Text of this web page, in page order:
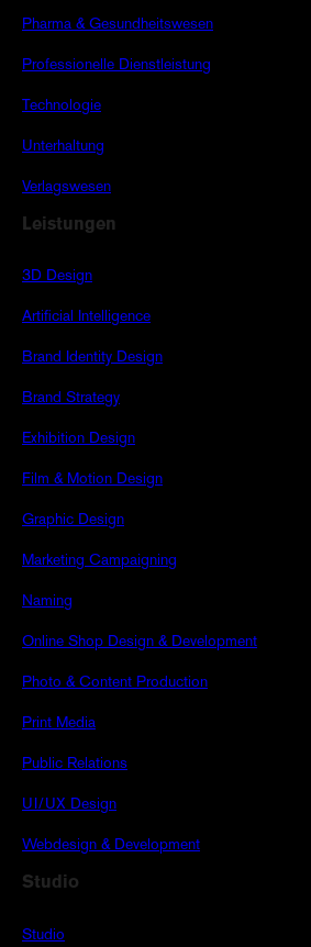
Pharma & Gesundheitswesen
Professionelle Dienstleistung
Technologie
Unterhaltung
Verlagswesen
Leistungen
3D Design
Artificial Intelligence
Brand Identity Design
Brand Strategy
Exhibition Design
Film & Motion Design
Graphic Design
Marketing Campaigning
Naming
Online Shop Design & Development
Photo & Content Production
Print Media
Public Relations
UI/UX Design
Webdesign & Development
Studio
Studio